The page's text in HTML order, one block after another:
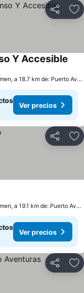
Compartir
Y Accesible
Playa del Carmen, a 18.7 km de: Puerto Aventuras
Ver precios
Compartir
Playa del Carmen, a 19.1 km de: Puerto Aventuras
Ver precios
Compartir